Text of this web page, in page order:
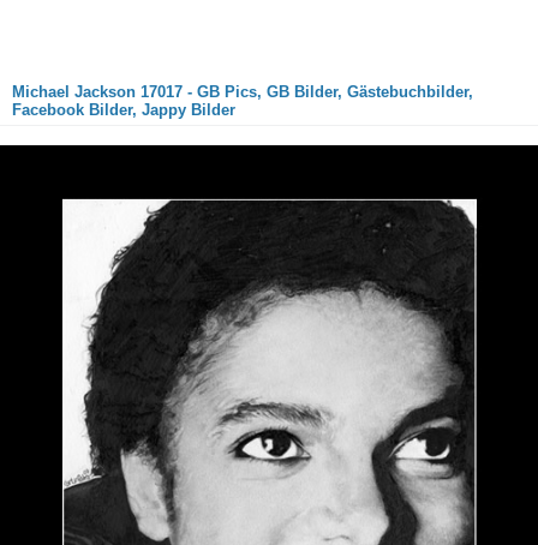
Michael Jackson 17017 - GB Pics, GB Bilder, Gästebuchbilder,
Facebook Bilder, Jappy Bilder